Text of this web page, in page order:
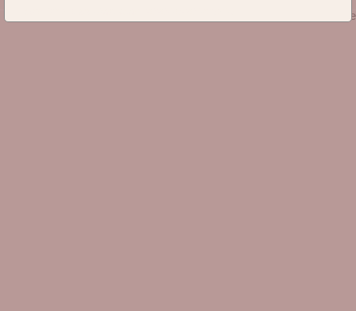
© 2026 Prof. Dr. phil. habil. Michael Giesecke